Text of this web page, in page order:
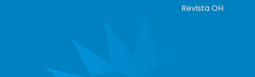
Revista OH